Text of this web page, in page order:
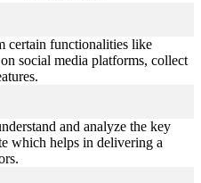
certain functionalities like
social media platforms, collect
and analyze the key
which helps in delivering a